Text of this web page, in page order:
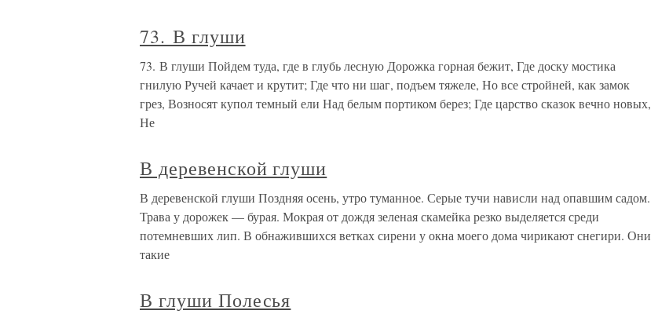
73. В глуши
73. В глуши Пойдем туда, где в глубь лесную Дорожка горная бежит, Где доску мостика
гнилую Ручей качает и крутит; Где что ни шаг, подъем тяжеле, Но все стройней, как замок
грез, Возносят купол темный ели Над белым портиком берез; Где царство сказок вечно новых,
Не
В деревенской глуши
В деревенской глуши Поздняя осень, утро туманное. Серые тучи нависли над опавшим садом.
Трава у дорожек — бурая. Мокрая от дождя зеленая скамейка резко выделяется среди
потемневших лип. В обнажившихся ветках сирени у окна моего дома чирикают снегири. Они
такие
В глуши Полесья